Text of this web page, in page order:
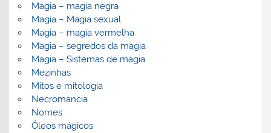
Magia – magia negra
Magia – Magia sexual
Magia – magia vermelha
Magia – segredos da magia
Magia – Sistemas de magia
Mezinhas
Mitos e mitologia
Necromancia
Nomes
Óleos mágicos